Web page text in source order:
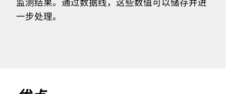
一步处理。